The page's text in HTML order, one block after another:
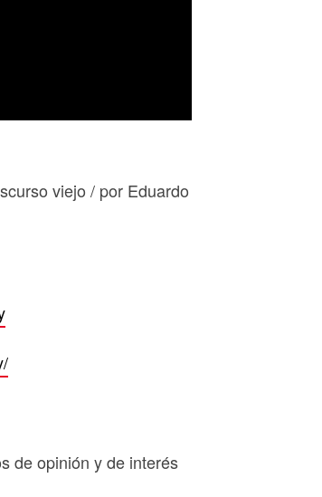
viejo / por Eduardo
de opinión y de interés